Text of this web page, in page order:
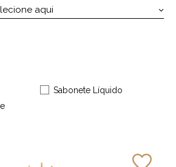
Sabonete Líquido